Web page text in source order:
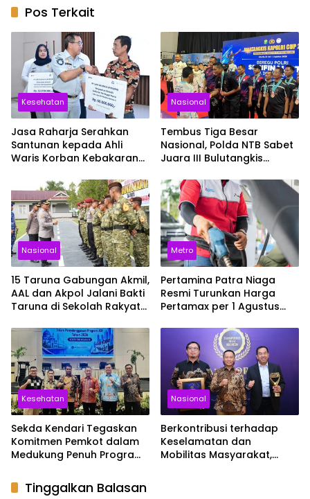
Pos Terkait
Kesehatan
Jasa Raharja Serahkan
Santunan kepada Ahli
Waris Korban Kebakaran
Nasional
Tembus Tiga Besar
Nasional, Polda NTB Sabet
Juara III Bulutangkis
Nasional
15 Taruna Gabungan Akmil,
AAL dan Akpol Jalani Bakti
Taruna di Sekolah Rakyat
Metro
Pertamina Patra Niaga
Resmi Turunkan Harga
Pertamax per 1 Agustus
Sekarang
Kesehatan
Sekda Kendari Tegaskan
Komitmen Pemkot dalam
Medukung Penuh Program
Nasional
Berkontribusi terhadap
Keselamatan dan
Mobilitas Masyarakat,
Tinggalkan Balasan